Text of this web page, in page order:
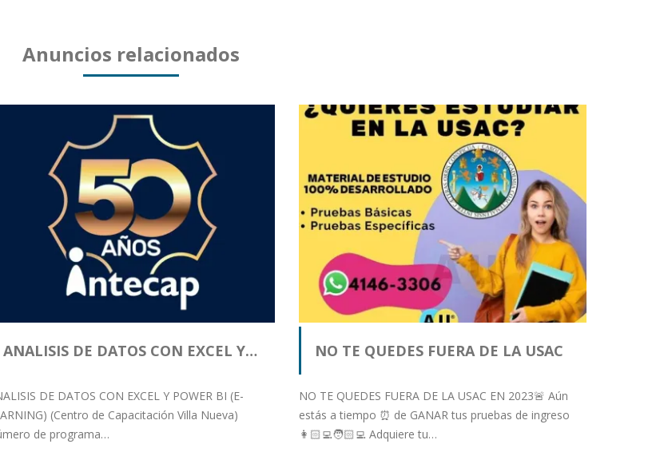
Anuncios relacionados
ANALISIS DE DATOS CON EXCEL Y…
DE DATOS CON EXCEL Y POWER BI (E-
(Centro de Capacitación Villa Nueva)
de programa…
NO TE QUEDES FUERA DE LA USAC
NO TE QUEDES FUERA DE LA USAC EN 2023🚨 Aún
estás a tiempo ⏰ de GANAR tus pruebas de ingreso
👩🏻‍💻🧑🏻‍💻 Adquiere tu…